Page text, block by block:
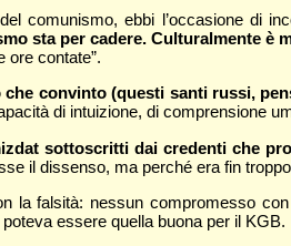
comunismo, ebbi l’occasione di
sta per cadere. Culturalmente è
ore contate”.
convinto (questi santi russi,
di intuizione, di comprensione
sottoscritti dai credenti che
il dissenso, ma perché era fin
la falsità: nessun compromesso
essere quella buona per il KGB.